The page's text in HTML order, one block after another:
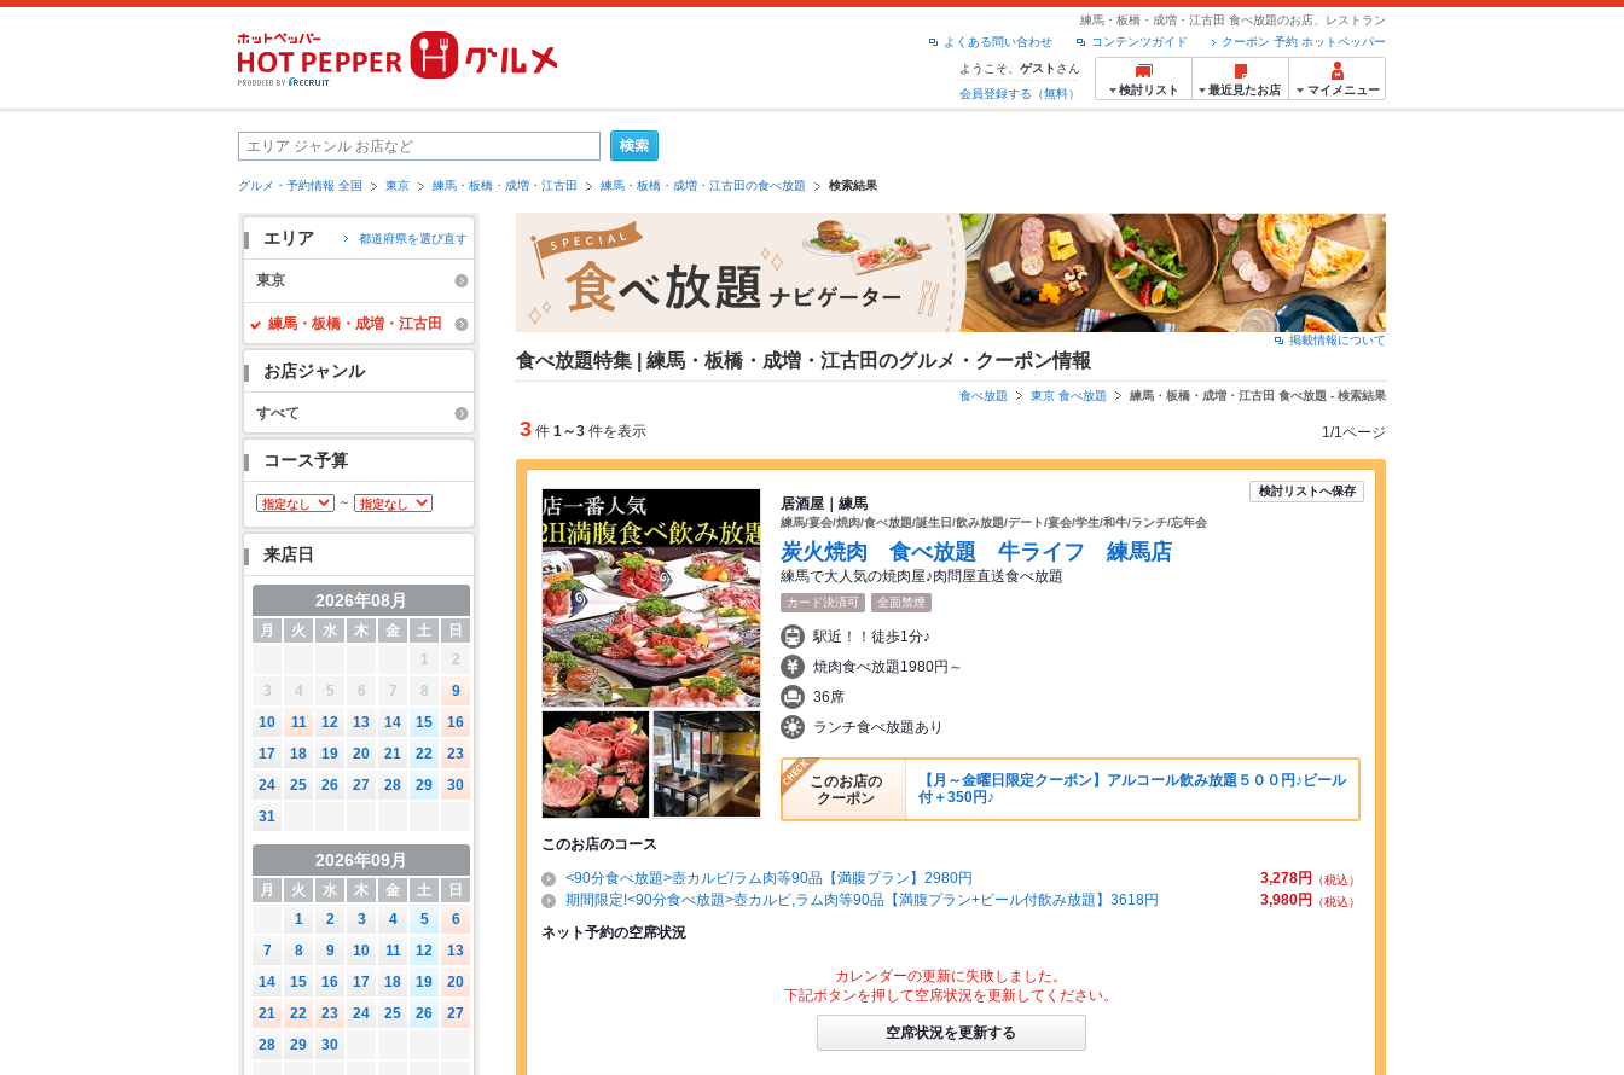
練馬・板橋・成増・江古田 食べ放題のお店、レストラン
クーポン 予約 ホットペッパー
コンテンツガイド
よくある問い合わせ
ようこそ、 ゲスト さん
会員登録する（無料）
検討リスト 最近見たお店 マイメニュー
グルメ・予約情報 全国 東京 練馬・板橋・成増・江古田 練馬・板橋・成増・江古田の食べ放題 検索結果
エリア 都道府県を選び直す
東京
練馬・板橋・成増・江古田
お店ジャンル
すべて
コース予算
～
来店日
2026年08月
月 火 水 木 金 土
日
1
2
3
4 5 6 7 8
9
10
11 12 13 14 15
16
17
18 19 20 21 22
23
24
25 26 27 28 29
30
31
2026年09月
月 火 水 木 金 土
日
1
2 3 4 5
6
7
8 9 10 11 12
13
14
15 16 17 18 19
20
21
22 23 24 25 26
27
28
29 30
掲載情報について
食べ放題特集 | 練馬・板橋・成増・江古田のグルメ・クーポン情報
食べ放題 東京 食べ放題 練馬・板橋・成増・江古田 食べ放題 - 検索結果
3 件 1～3 件を表示 1/1ページ
検討リストへ保存
居酒屋｜練馬
練馬/宴会/焼肉/食べ放題/誕生日/飲み放題/デート/宴会/学生/和牛/ランチ/忘年会
炭火焼肉 食べ放題 牛ライフ 練馬店
練馬で大人気の焼肉屋♪肉問屋直送食べ放題
カード決済可 全面禁煙
駅近！！徒歩1分♪
焼肉食べ放題1980円～
36席
ランチ食べ放題あり
このお店の
クーポン
【月～金曜日限定クーポン】アルコール飲み放題５００円♪ビール
付＋350円♪
このお店のコース
3,278円
（税込）
<90分食べ放題>壺カルビ/ラム肉等90品【満腹プラン】2980円
3,980円
（税込）
期間限定!<90分食べ放題>壺カルビ,ラム肉等90品【満腹プラン+ビール付飲み放題】3618円
ネット予約の空席状況
カレンダーの更新に失敗しました。
下記ボタンを押して空席状況を更新してください。
空席状況を更新する